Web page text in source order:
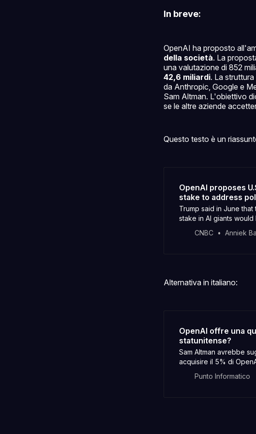
In breve:
OpenAI ha proposto
della società. La
una valutazione di 852
42,6 miliardi. La
da Anthropic, Google e
Sam Altman. L'obiettivo
se le altre aziende
Questo testo è un
OpenAI proposes
stake to address
Trump said in June
stake in AI giants
CNBC Anniek
Alternativa in italiano:
OpenAI offre una
statunitense?
Sam Altman avrebbe
acquisire il 5% di
Punto Informatico